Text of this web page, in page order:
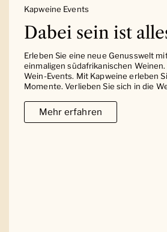
Kapweine Events
Dabei sein ist
Erleben Sie eine neue Genusswelt
einmaligen südafrikanischen
Wein-Events. Mit Kapweine erleben
Momente. Verlieben Sie sich in die
Mehr erfahren